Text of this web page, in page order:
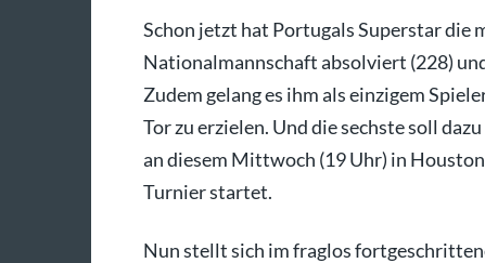
Schon jetzt hat Portugals Superstar die
Nationalmannschaft absolviert (228)
Zudem gelang es ihm als einzigem
Tor zu erzielen. Und die sechste soll
an diesem Mittwoch (19 Uhr) in
Turnier startet.
Nun stellt sich im fraglos